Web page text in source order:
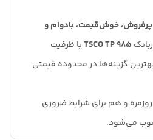
پرفروش، خوش‌قیمت، بادوام و
TSCO TP 985با ظرفیت
از بهترین گزینه‌ها در محدوده قیمتی
و هم برای شرایط ضروری
می‌شود.